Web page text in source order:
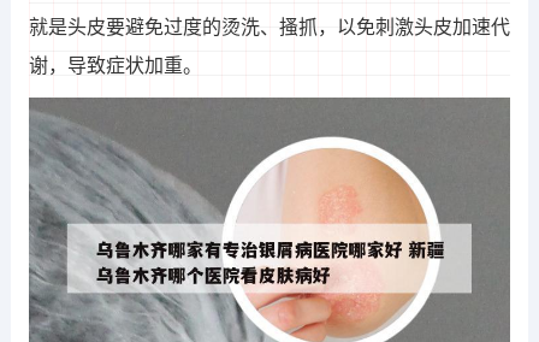
就是头皮要避免过度的烫洗、搔抓，以免刺激头皮加速代
谢，导致症状加重。